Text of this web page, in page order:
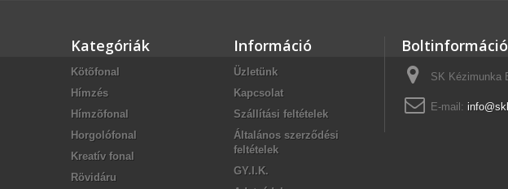
Kategóriák
Kötõfonal
Hímzés
Hímzõfonal
Horgolófonal
Kreatív fonal
Rövidáru
Információ
Üzletünk
Kapcsolat
Szállítási feltételek
Általános szerződési
feltételek
GY.I.K.
Boltinformáció
SK Kézimunka
E-mail: